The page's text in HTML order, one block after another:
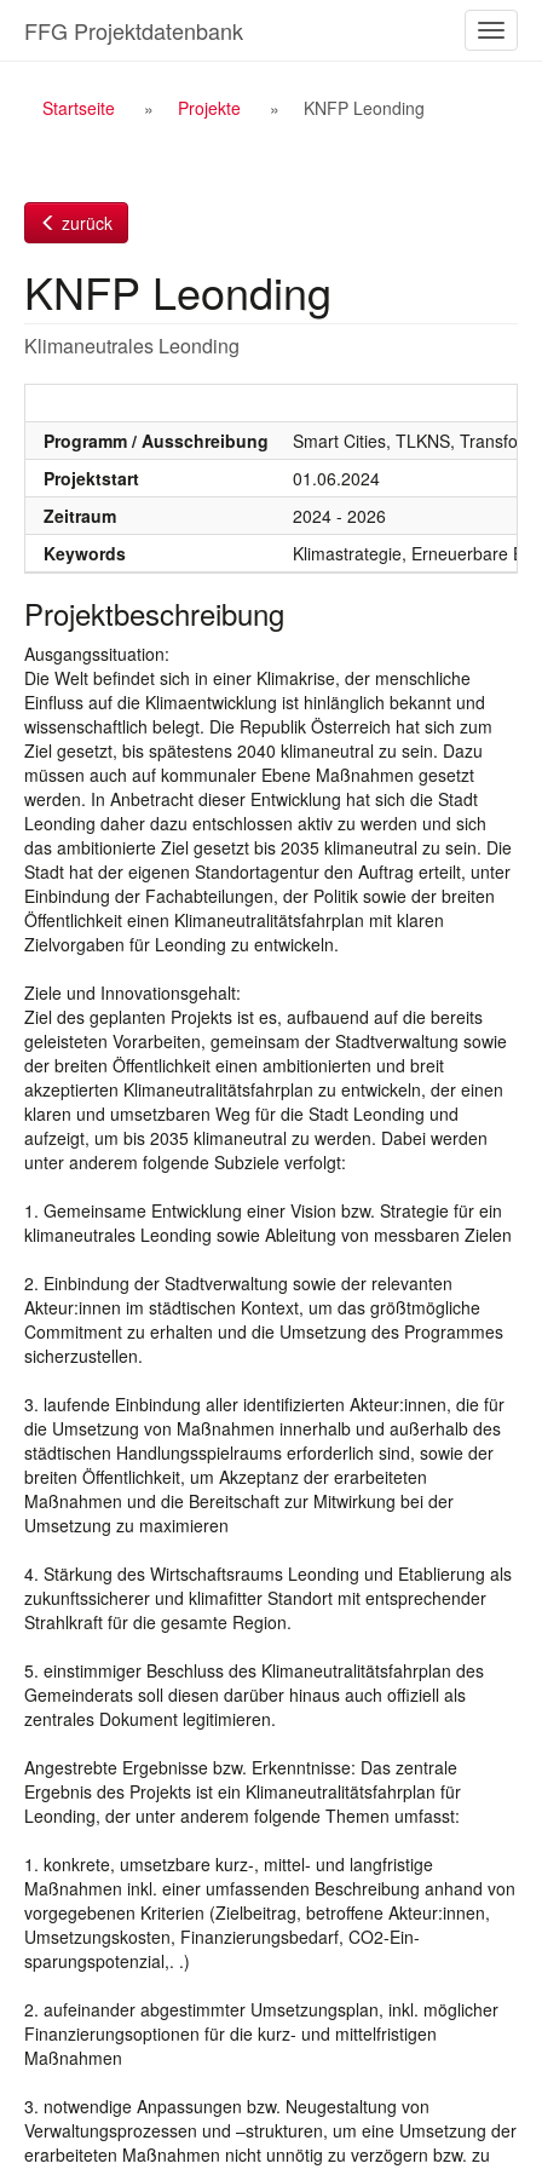
Inhalt
ein-/
FFG Projektdatenbank
Breadcrumb
Startseite Projekte KNFP Leonding
zurück
KNFP Leonding
Klimaneutrales Leonding
Programm / Ausschreibung
Smart Cities, TLKNS,
Projektstart
01.06.2024
Zeitraum
2024 - 2026
Keywords
Klimastrategie, Erneuerbare
Projektbeschreibung
Ausgangssituation:
Die Welt befindet sich in einer Klimakrise, der menschliche
Einfluss auf die Klimaentwicklung ist hinlänglich bekannt und
wissenschaftlich belegt. Die Republik Österreich hat sich zum
Ziel gesetzt, bis spätestens 2040 klimaneutral zu sein. Dazu
müssen auch auf kommunaler Ebene Maßnahmen gesetzt
werden. In Anbetracht dieser Entwicklung hat sich die Stadt
Leonding daher dazu entschlossen aktiv zu werden und sich
das ambitionierte Ziel gesetzt bis 2035 klimaneutral zu sein. Die
Stadt hat der eigenen Standortagentur den Auftrag erteilt, unter
Einbindung der Fachabteilungen, der Politik sowie der breiten
Öffentlichkeit einen Klimaneutralitätsfahrplan mit klaren
Zielvorgaben für Leonding zu entwickeln.
Ziele und Innovationsgehalt:
Ziel des geplanten Projekts ist es, aufbauend auf die bereits
geleisteten Vorarbeiten, gemeinsam der Stadtverwaltung sowie
der breiten Öffentlichkeit einen ambitionierten und breit
akzeptierten Klimaneutralitätsfahrplan zu entwickeln, der einen
klaren und umsetzbaren Weg für die Stadt Leonding und
aufzeigt, um bis 2035 klimaneutral zu werden. Dabei werden
unter anderem folgende Subziele verfolgt:
1. Gemeinsame Entwicklung einer Vision bzw. Strategie für ein
klimaneutrales Leonding sowie Ableitung von messbaren Zielen
2. Einbindung der Stadtverwaltung sowie der relevanten
Akteur:innen im städtischen Kontext, um das größtmögliche
Commitment zu erhalten und die Umsetzung des Programmes
sicherzustellen.
3. laufende Einbindung aller identifizierten Akteur:innen, die für
die Umsetzung von Maßnahmen innerhalb und außerhalb des
städtischen Handlungsspielraums erforderlich sind, sowie der
breiten Öffentlichkeit, um Akzeptanz der erarbeiteten
Maßnahmen und die Bereitschaft zur Mitwirkung bei der
Umsetzung zu maximieren
4. Stärkung des Wirtschaftsraums Leonding und Etablierung als
zukunftssicherer und klimafitter Standort mit entsprechender
Strahlkraft für die gesamte Region.
5. einstimmiger Beschluss des Klimaneutralitätsfahrplan des
Gemeinderats soll diesen darüber hinaus auch offiziell als
zentrales Dokument legitimieren.
Angestrebte Ergebnisse bzw. Erkenntnisse: Das zentrale
Ergebnis des Projekts ist ein Klimaneutralitätsfahrplan für
Leonding, der unter anderem folgende Themen umfasst:
1. konkrete, umsetzbare kurz-, mittel- und langfristige
Maßnahmen inkl. einer umfassenden Beschreibung anhand von
vorgegebenen Kriterien (Zielbeitrag, betroffene Akteur:innen,
Umsetzungskosten, Finanzierungsbedarf, CO2-Ein-
sparungspotenzial,. .)
2. aufeinander abgestimmter Umsetzungsplan, inkl. möglicher
Finanzierungsoptionen für die kurz- und mittelfristigen
Maßnahmen
3. notwendige Anpassungen bzw. Neugestaltung von
Verwaltungsprozessen und –strukturen, um eine Umsetzung der
erarbeiteten Maßnahmen nicht unnötig zu verzögern bzw. zu